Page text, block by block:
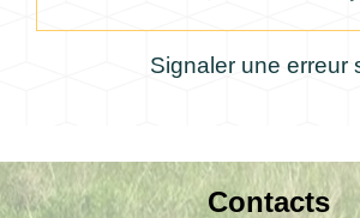
Signaler une erreur
Contacts